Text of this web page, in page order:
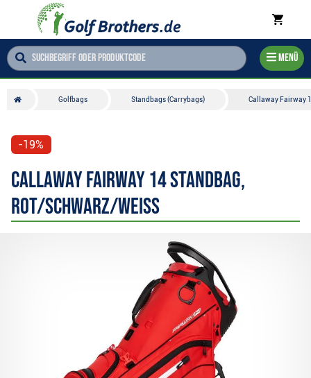
Menü
Golfbags Standbags (Carrybags) Callaway Fairway
-19%
Callaway Fairway 14 Standbag,
rot/schwarz/weiss